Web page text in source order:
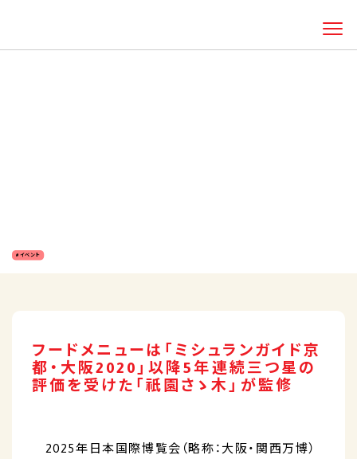
イベント
フードメニューは「ミシュランガイド京
都・大阪2020」以降5年連続三つ星の
評価を受けた「祇園さゝ木」が監修
2025年日本国際博覧会（略称：大阪・関西万博）